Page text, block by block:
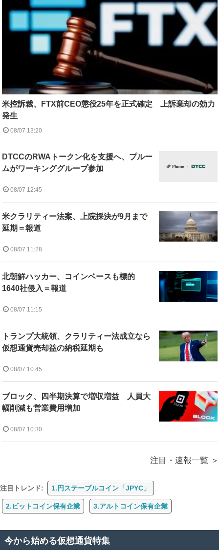
米控訴裁、FTX前CEO懲役25年を正式確定 上訴棄却の効力
発生
08/07 13:20
DTCCのRWAトークン化を支援へ、プルー
ムがワーキンググループ参加
08/07 12:45
米クラリティー法案、上院採決が9月まで
延期＝報道
08/07 11:28
北朝鮮ハッカー、コインベースも標的
1640社侵入＝報道
08/07 11:15
トランプ大統領、クラリティー法成立なら
仮想通貨売却益の納税延期も
08/07 10:45
ブロック、四半期決算で増収増益 人員大
幅削減も営業費用増加
08/07 10:30
注目・速報一覧
注目トレンド: 1.円ステーブルコイン「JPYC」
2.ビットコイン保有企業 3.アルトコイン保有企業
今から始める仮想通貨特集